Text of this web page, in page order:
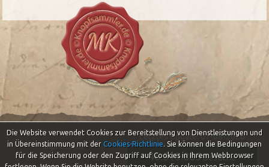
Impressum
Letztes Update: 07-08-2026
46.518.865Besuche
Die Website verwendet Cookies zur Bereitstellung von Dienstleistungen und
in Übereinstimmung mit der Cookies-Richtlinie. Sie können die Bedingungen
für die Speicherung oder den Zugriff auf Cookies in Ihrem Webbrowser